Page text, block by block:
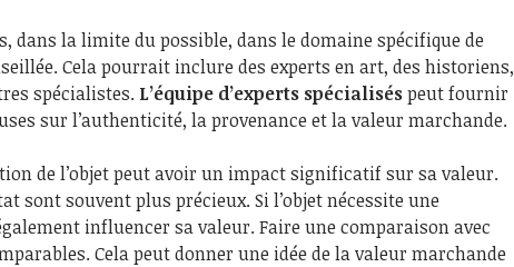
dans la limite du possible, dans le domaine spécifique de
Cela pourrait inclure des experts en art, des historiens,
spécialistes. L’équipe d’experts spécialiséspeut fournir
sur l’authenticité, la provenance et la valeur marchande.
de l’objet peut avoir un impact significatif sur sa valeur.
sont souvent plus précieux. Si l’objet nécessite une
influencer sa valeur. Faire une comparaison avec
Cela peut donner une idée de la valeur marchande